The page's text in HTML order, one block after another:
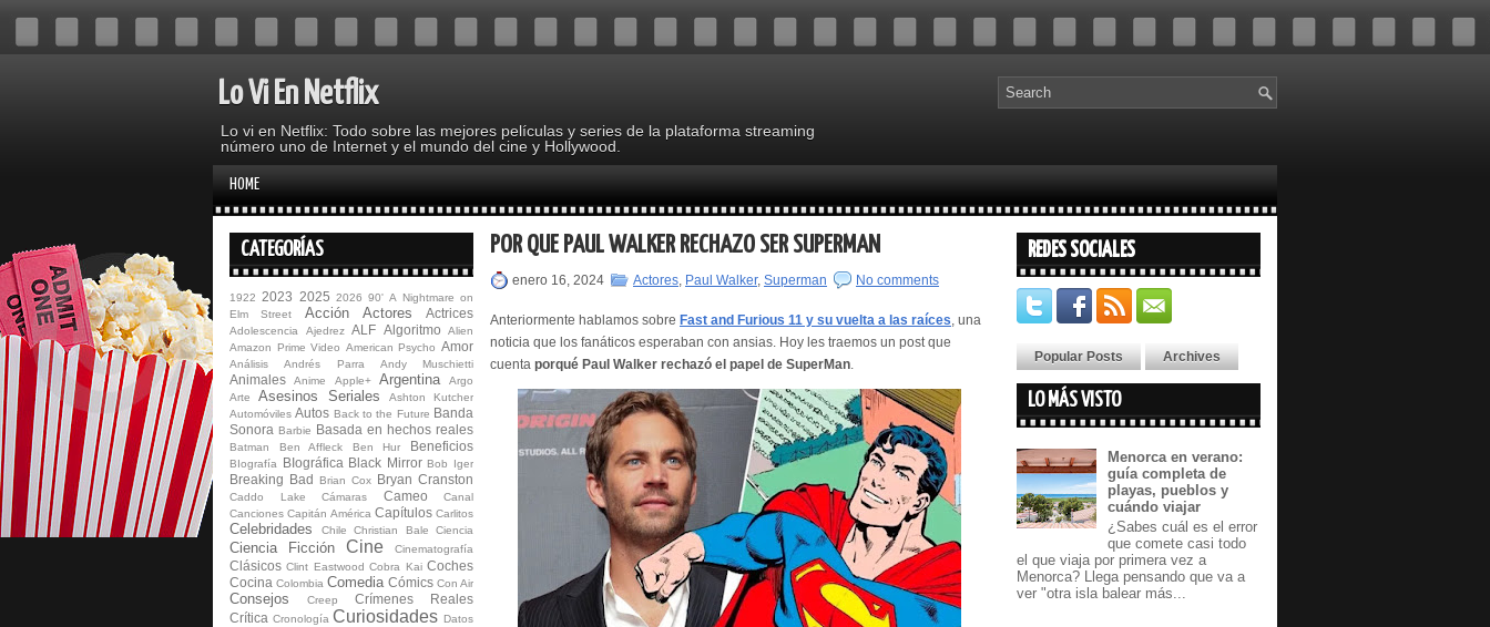
Lo Vi En Netflix
Lo vi en Netflix: Todo sobre las mejores películas y series de la plataforma streaming
número uno de Internet y el mundo del cine y Hollywood.
HOME
CATEGORÍAS
1922 2023 2025 2026 90' A Nightmare on
Elm Street
Acción Actores Actrices
Adolescencia Ajedrez ALF Algoritmo
Alien
Amazon Prime Video American Psycho Amor
Análisis Andrés Parra Andy Muschietti
Animales Anime Apple+ Argentina
Argo
Arte
Asesinos Seriales
Ashton Kutcher
Automóviles Autos Back to the Future Banda
Sonora Barbie Basada en hechos reales
Batman Ben Affleck Ben Hur Beneficios
BIografía BIográfica Black Mirror Bob Iger
Breaking Bad Brian Cox Bryan Cranston
Caddo Lake Cámaras Cameo
Canal
Canciones Capitán América Capítulos Carlitos
Celebridades Chile Christian Bale Ciencia
Ciencia Ficción Cine Cinematografía
Clásicos Clint Eastwood Cobra Kai Coches
Cocina Colombia Comedia Cómics Con Air
Consejos Creep
Crímenes Reales
Crítica Cronología Curiosidades Datos
POR QUÉ PAUL WALKER RECHAZÓ SER SUPERMAN
enero 16, 2024 Actores, Paul Walker, Superman No comments
Anteriormente hablamos sobre Fast and Furious 11 y su vuelta a las raíces, una
noticia que los fanáticos esperaban con ansias. Hoy les traemos un post que
cuenta porqué Paul Walker rechazó el papel de SuperMan.
REDES SOCIALES
Popular Posts Archives
LO MÁS VISTO
Menorca en verano:
guía completa de
playas, pueblos y
cuándo viajar
¿Sabes cuál es el error
que comete casi todo
el que viaja por primera vez a
Menorca? Llega pensando que va a
ver "otra isla balear más...